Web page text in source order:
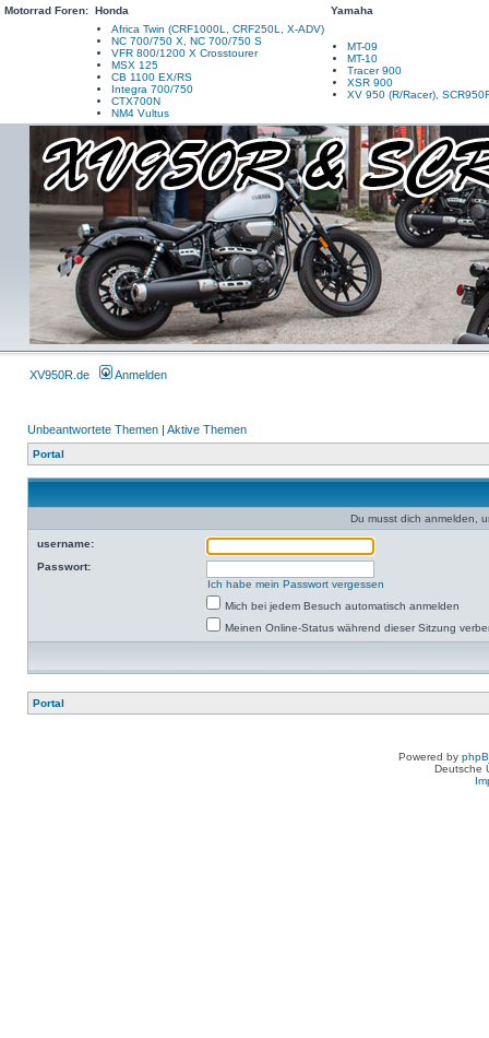
Motorrad Foren: Honda
Yamaha
Africa Twin (CRF1000L, CRF250L, X-ADV)
NC 700/750 X, NC 700/750 S
VFR 800/1200 X Crosstourer
MSX 125
CB 1100 EX/RS
Integra 700/750
CTX700N
NM4 Vultus
MT-09
MT-10
Tracer 900
XSR 900
XV 950 (R/Racer),
XV950R.de Anmelden
Unbeantwortete Themen | Aktive Themen
Portal
Du musst dich anmelden,
username:
Passwort:
Ich habe mein Passwort vergessen
Mich bei jedem Besuch automatisch anmelden
Meinen Online-Status während dieser Sitzung
Portal
Powered by
Deutsche